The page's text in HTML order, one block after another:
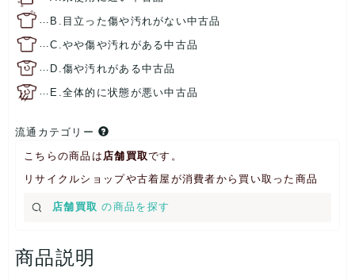
… B.目立った傷や汚れがない中古品
…C.やや傷や汚れがある中古品
… D.傷や汚れがある中古品
… E.全体的に状態が悪い中古品
流通カテゴリー
こちらの商品は 店舗買取です。
リサイクルショップや古着屋が消費者から買い取った商品
店舗買取 の商品を探す
商品説明